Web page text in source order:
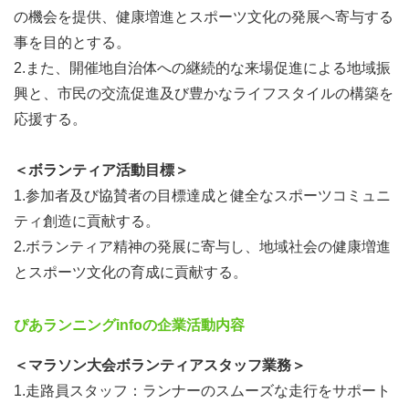
の機会を提供、健康増進とスポーツ文化の発展へ寄与する
事を目的とする。
2.また、開催地自治体への継続的な来場促進による地域振
興と、市民の交流促進及び豊かなライフスタイルの構築を
応援する。
＜ボランティア活動目標＞
1.参加者及び協賛者の目標達成と健全なスポーツコミュニ
ティ創造に貢献する。
2.ボランティア精神の発展に寄与し、地域社会の健康増進
とスポーツ文化の育成に貢献する。
ぴあランニングinfoの企業活動内容
＜マラソン大会ボランティアスタッフ業務＞
1.走路員スタッフ：ランナーのスムーズな走行をサポート